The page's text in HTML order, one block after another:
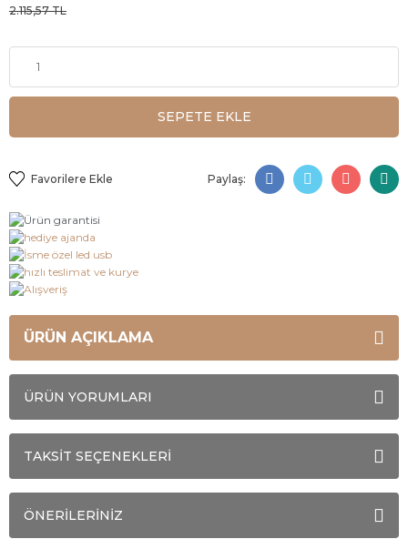
2.115,57 TL
SEPETE EKLE
Paylaş:
ÜRÜN AÇIKLAMA
ÜRÜN YORUMLARI
TAKSİT SEÇENEKLERİ
ÖNERİLERİNİZ